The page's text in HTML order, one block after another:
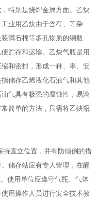
特别是烧焊金属方面。乙炔
业用乙炔由于含有、等杂
满石棉等多孔物质的钢瓶
贮存和运输。乙炔气瓶是用
和密封，形成一种、率、安
储存乙烯液化石油气和其他
气具有极强的腐蚀性，易溶
简单的方法，只需将乙炔瓶
持直立位置，并有防倾倒的措
储存站应有专人管理，在醒
使用单位应遵守气瓶、气体
用操作人员进行安全技术教